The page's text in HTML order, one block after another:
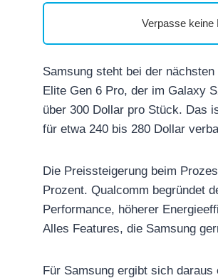
Verpasse keine
Samsung steht bei der
Elite Gen 6 Pro, der im Galaxy
über 300 Dollar pro Stück. Das
für etwa 240 bis 280 Dollar
Die Preissteigerung beim
Prozent. Qualcomm begründet
Performance, höherer
Alles Features, die Samsung
Für Samsung ergibt sich